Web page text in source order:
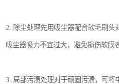
2. 除尘处理先用吸尘器配合软毛刷头
吸尘器吸力不宜过大，避免损伤软膜
3. 局部污渍处理对于顽固污渍，可将